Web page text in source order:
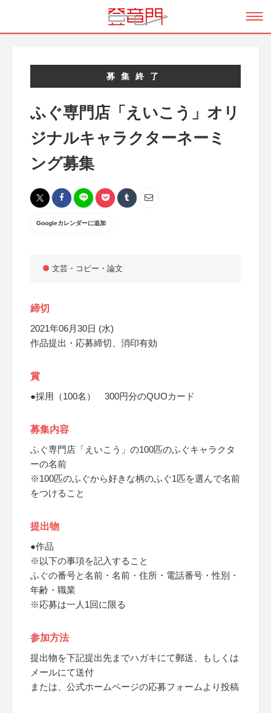
募集終了
ふぐ専門店「えいこう」オリ
ジナルキャラクターネーミ
ング募集
Googleカレンダーに追加
文芸・コピー・論文
締切
2021年06月30日 (水)
作品提出・応募締切、消印有効
賞
●採用（100名） 300円分のQUOカード
募集内容
ふぐ専門店「えいこう」の100匹のふぐキャラクタ
ーの名前
※100匹のふぐから好きな柄のふぐ1匹を選んで名前
をつけること
提出物
●作品
※以下の事項を記入すること
ふぐの番号と名前・名前・住所・電話番号・性別・
年齢・職業
※応募は一人1回に限る
参加方法
提出物を下記提出先までハガキにて郵送、もしくは
メールにて送付
または、公式ホームページの応募フォームより投稿